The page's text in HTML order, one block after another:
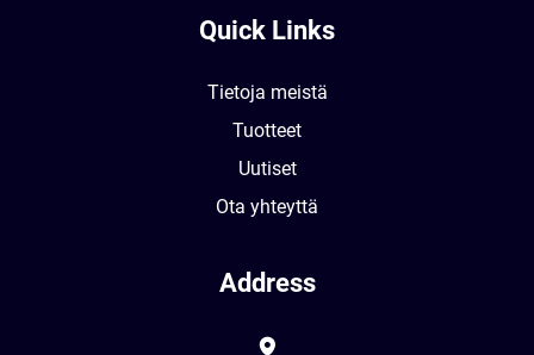
Quick Links
Tietoja meistä
Tuotteet
Uutiset
Ota yhteyttä
Address